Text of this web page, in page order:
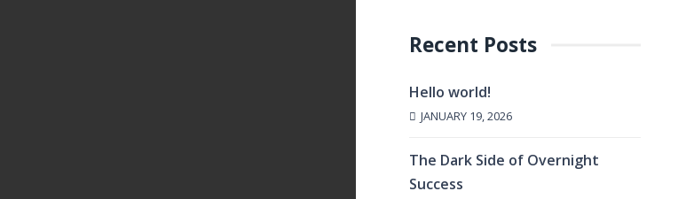
Recent Posts
Hello world!
JANUARY 19, 2026
The Dark Side of Overnight
Success